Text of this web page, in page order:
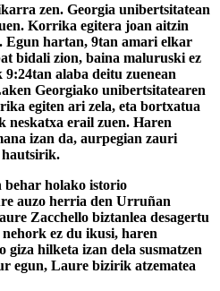
zen. Georgia unibertsitatean
Korrika egitera joan aitzin
Egun hartan, 9tan amari elkar
bidali zion, baina maluruski ez
alaba deitu zuenean
Georgiako unibertsitatearen
egiten ari zela, eta bortxatua
neskatxa erail zuen. Haren
izan da, aurpegian zauri
holako istorio
auzo herria den Urruñan
Zacchello biztanlea desagertu
ez du ikusi, haren
hilketa izan dela susmatzen
egun, Laure bizirik atzematea